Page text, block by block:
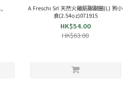
A Freschi SrI 天然火雞筋甜甜圈(L) 狗小
食(2.54oz)071915
HK$54.00
HK$63.00